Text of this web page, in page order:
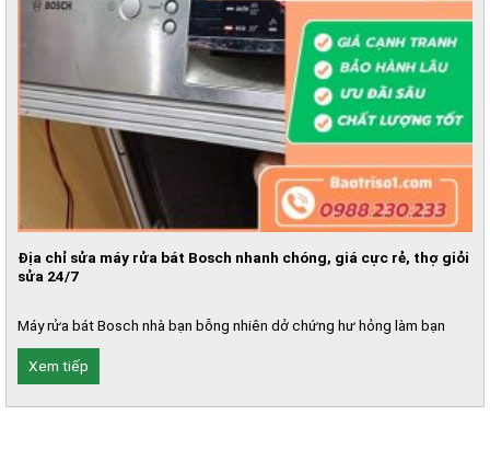
Địa chỉ sửa máy rửa bát Bosch nhanh chóng, giá cực rẻ, thợ giỏi
sửa 24/7
Máy rửa bát Bosch nhà bạn bỗng nhiên dở chứng hư hỏng làm bạn
Xem tiếp